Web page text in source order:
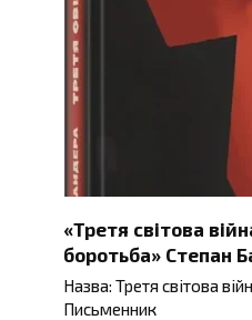
«Третя світова
боротьба» Степан
Назва: Третя світова
Письменник